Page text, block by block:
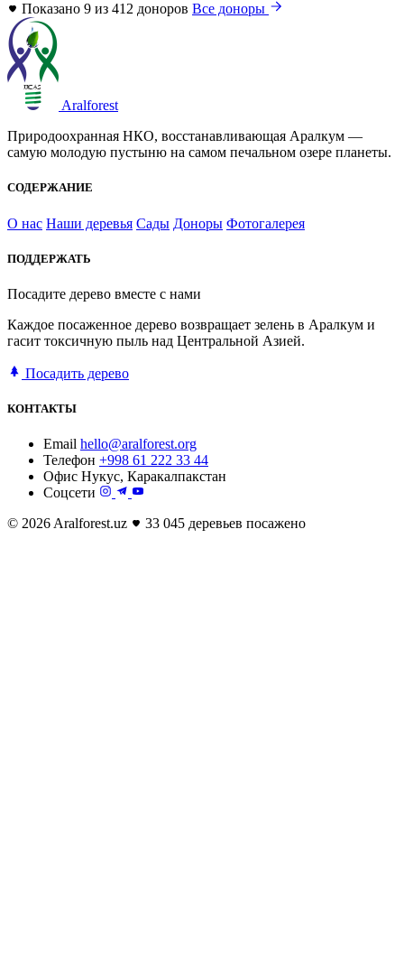
Показано 9 из 412 доноров Все доноры
Aralforest
Природоохранная НКО, восстанавливающая Аралкум —
самую молодую пустыню на самом печальном озере планеты.
СОДЕРЖАНИЕ
О нас Наши деревья Сады Доноры Фотогалерея
ПОДДЕРЖАТЬ
Посадите дерево вместе с нами
Каждое посаженное дерево возвращает зелень в Аралкум и
гасит токсичную пыль над Центральной Азией.
Посадить дерево
КОНТАКТЫ
Email hello@aralforest.org
Телефон +998 61 222 33 44
Офис Нукус, Каракалпакстан
Соцсети
© 2026 Aralforest.uz
33 045 деревьев посажено